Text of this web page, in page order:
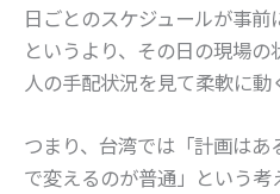
日ごとのスケジュールが事前
というより、その日の現場
人の手配状況を見て柔軟に動
つまり、台湾では「計画は
で変えるのが普通」という考